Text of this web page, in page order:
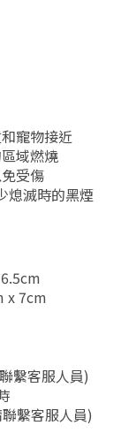
寵物接近
域燃燒
受傷
熄滅時的黑煙
x 7cm
繫客服人員)
繫客服人員)